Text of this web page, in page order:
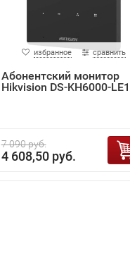
избранное сравнить
Абонентский монитор
Hikvision DS-KH6000-LE1
7 090 руб.
4 608,50 руб.